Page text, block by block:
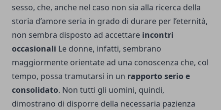
sesso, che, anche nel caso non sia alla ricerca della
storia d’amore seria in grado di durare per l’eternità,
non sembra disposto ad accettare incontri
occasionali Le donne, infatti, sembrano
maggiormente orientate ad una conoscenza che, col
tempo, possa tramutarsi in un rapporto serio e
consolidato. Non tutti gli uomini, quindi,
dimostrano di disporre della necessaria pazienza